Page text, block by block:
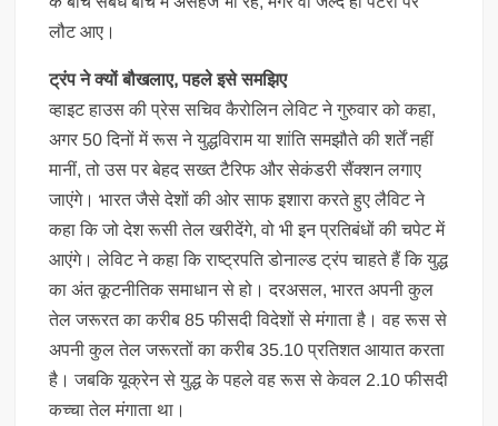
लौट आए।
ट्रंप ने क्यों बौखलाए, पहले इसे समझिए
व्हाइट हाउस की प्रेस सचिव कैरोलिन लेविट ने गुरुवार को कहा,
अगर 50 दिनों में रूस ने युद्धविराम या शांति समझौते की शर्तें नहीं
मानीं, तो उस पर बेहद सख्त टैरिफ और सेकंडरी सैंक्शन लगाए
जाएंगे। भारत जैसे देशों की ओर साफ इशारा करते हुए लैविट ने
कहा कि जो देश रूसी तेल खरीदेंगे, वो भी इन प्रतिबंधों की चपेट में
आएंगे। लेविट ने कहा कि राष्ट्रपति डोनाल्ड ट्रंप चाहते हैं कि युद्ध
का अंत कूटनीतिक समाधान से हो। दरअसल, भारत अपनी कुल
तेल जरूरत का करीब 85 फीसदी विदेशों से मंगाता है। वह रूस से
अपनी कुल तेल जरूरतों का करीब 35.10 प्रतिशत आयात करता
है। जबकि यूक्रेन से युद्ध के पहले वह रूस से केवल 2.10 फीसदी
कच्चा तेल मंगाता था।